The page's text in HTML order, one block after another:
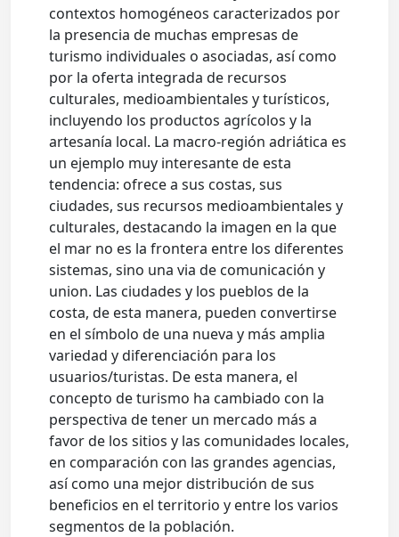
contextos homogéneos caracterizados por
la presencia de muchas empresas de
turismo individuales o asociadas, así como
por la oferta integrada de recursos
culturales, medioambientales y turísticos,
incluyendo los productos agrícolos y la
artesanía local. La macro-región adriática es
un ejemplo muy interesante de esta
tendencia: ofrece a sus costas, sus
ciudades, sus recursos medioambientales y
culturales, destacando la imagen en la que
el mar no es la frontera entre los diferentes
sistemas, sino una via de comunicación y
union. Las ciudades y los pueblos de la
costa, de esta manera, pueden convertirse
en el símbolo de una nueva y más amplia
variedad y diferenciación para los
usuarios/turistas. De esta manera, el
concepto de turismo ha cambiado con la
perspectiva de tener un mercado más a
favor de los sitios y las comunidades locales,
en comparación con las grandes agencias,
así como una mejor distribución de sus
beneficios en el territorio y entre los varios
segmentos de la población.